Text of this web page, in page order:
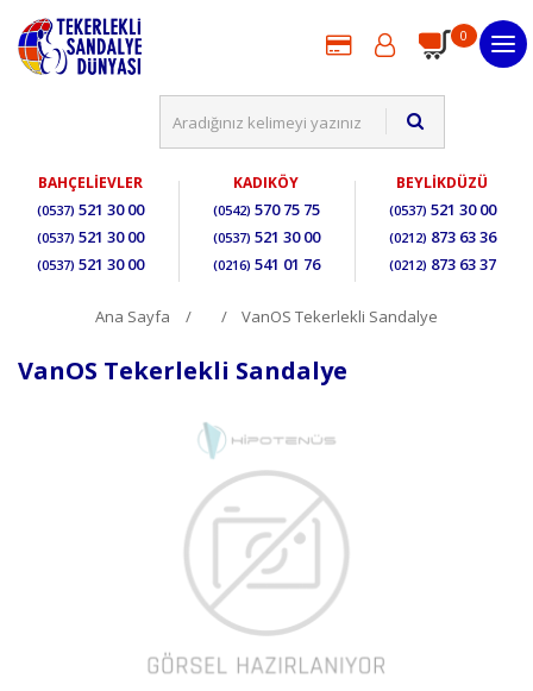
0
BAHÇELİEVLER
(0537) 521 30 00
(0537) 521 30 00
(0537) 521 30 00
KADIKÖY
(0542) 570 75 75
(0537) 521 30 00
(0216) 541 01 76
BEYLİKDÜZÜ
(0537) 521 30 00
(0212) 873 63 36
(0212) 873 63 37
Ana Sayfa VanOS Tekerlekli Sandalye
VanOS Tekerlekli Sandalye